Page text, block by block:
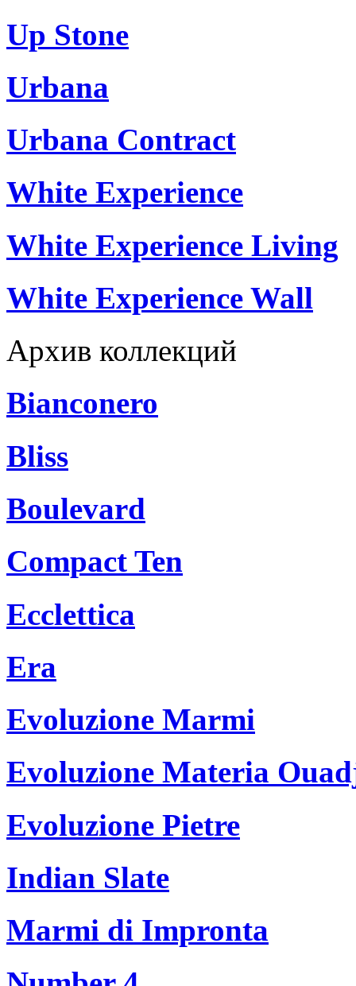
Up Stone
Urbana
Urbana Contract
White Experience
White Experience Living
White Experience Wall
Архив коллекций
Bianconero
Bliss
Boulevard
Compact Ten
Ecclettica
Era
Evoluzione Marmi
Evoluzione Materia
Evoluzione Pietre
Indian Slate
Marmi di Impronta